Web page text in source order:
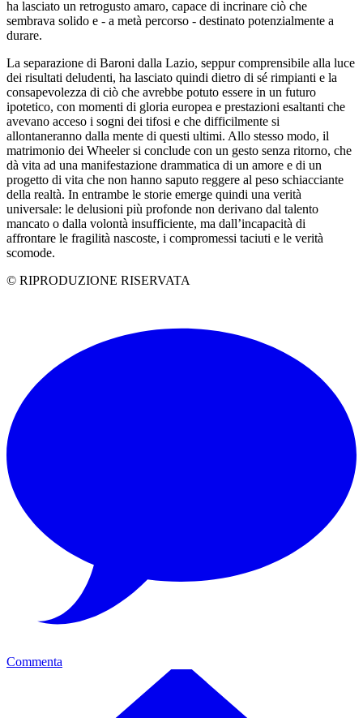
ha lasciato un retrogusto amaro, capace di incrinare ciò che
sembrava solido e - a metà percorso - destinato potenzialmente a
durare.
La separazione di Baroni dalla Lazio, seppur comprensibile alla luce
dei risultati deludenti, ha lasciato quindi dietro di sé rimpianti e la
consapevolezza di ciò che avrebbe potuto essere in un futuro
ipotetico, con momenti di gloria europea e prestazioni esaltanti che
avevano acceso i sogni dei tifosi e che difficilmente si
allontaneranno dalla mente di questi ultimi. Allo stesso modo, il
matrimonio dei Wheeler si conclude con un gesto senza ritorno, che
dà vita ad una manifestazione drammatica di un amore e di un
progetto di vita che non hanno saputo reggere al peso schiacciante
della realtà. In entrambe le storie emerge quindi una verità
universale: le delusioni più profonde non derivano dal talento
mancato o dalla volontà insufficiente, ma dall’incapacità di
affrontare le fragilità nascoste, i compromessi taciuti e le verità
scomode.
© RIPRODUZIONE RISERVATA
Commenta